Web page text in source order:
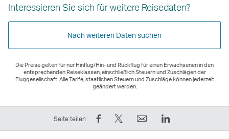
Interessieren Sie sich für weitere Reisedaten?
Nach weiteren Daten suchen
Die Preise gelten für nur Hinflug/Hin- und Rückflug für einen Erwachsenen in den
entsprechenden Reiseklassen, einschließlich Steuern und Zuschlägen der
Fluggesellschaft. Alle Tarife, staatlichen Steuern und Zuschläge können jederzeit
geändert werden.
Seite teilen
Auf
Facebook
Twittern
–
Mail
LinkedIn
Der